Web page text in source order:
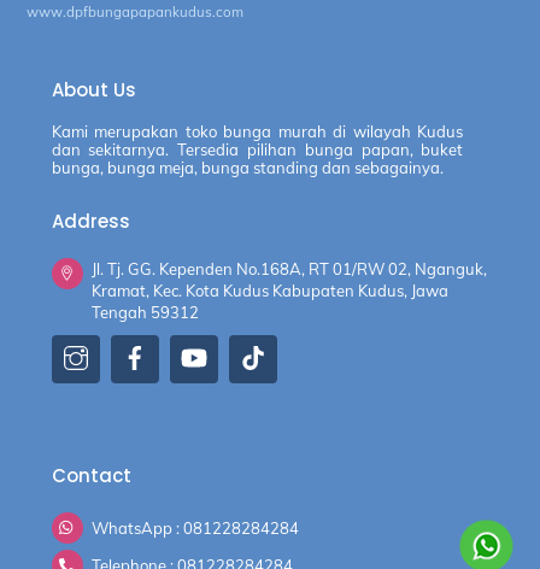
www.dpfbungapapankudus.com
About Us
Kami merupakan toko bunga murah di wilayah Kudus
dan sekitarnya. Tersedia pilihan bunga papan, buket
bunga, bunga meja, bunga standing dan sebagainya.
Address
Jl. Tj. GG. Kependen No.168A, RT 01/RW 02, Nganguk,
Kramat, Kec. Kota Kudus Kabupaten Kudus, Jawa
Tengah 59312
Contact
WhatsApp : 081228284284